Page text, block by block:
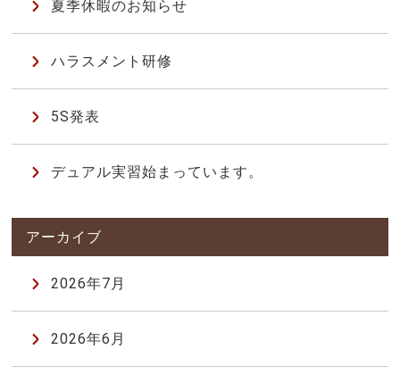
夏季休暇のお知らせ
ハラスメント研修
5S発表
デュアル実習始まっています。
2026年7月
2026年6月